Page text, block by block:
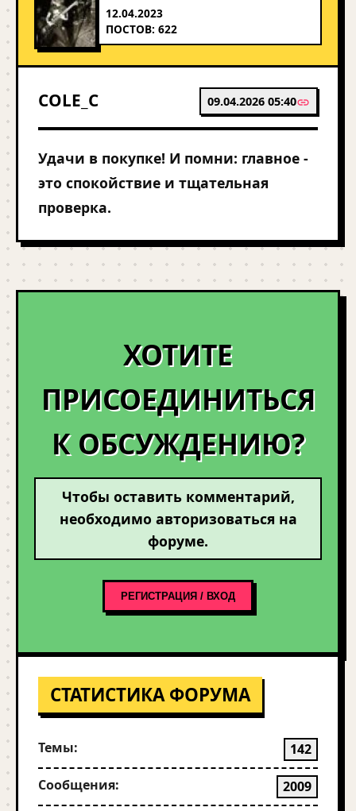
12.04.2023
ПОСТОВ: 622
COLE_C 09.04.2026 05:40
Удачи в покупке! И помни: главное -
это спокойствие и тщательная
проверка.
ХОТИТЕ
ПРИСОЕДИНИТЬСЯ
К ОБСУЖДЕНИЮ?
Чтобы оставить комментарий,
необходимо авторизоваться на
форуме.
РЕГИСТРАЦИЯ / ВХОД
СТАТИСТИКА ФОРУМА
Темы: 142
Сообщения: 2009